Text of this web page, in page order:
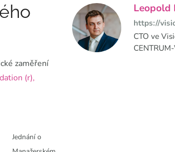
zaměření
(r),
Jednání o
Leopold
https://
CTO ve